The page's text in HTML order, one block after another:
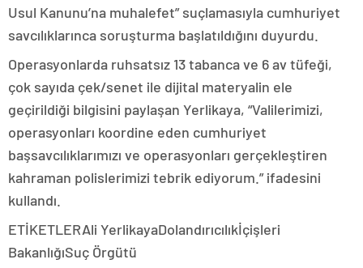
Usul Kanunu’na muhalefet” suçlamasıyla cumhuriyet
savcılıklarınca soruşturma başlatıldığını duyurdu.
Operasyonlarda ruhsatsız 13 tabanca ve 6 av tüfeği,
çok sayıda çek/senet ile dijital materyalin ele
geçirildiği bilgisini paylaşan Yerlikaya, “Valilerimizi,
operasyonları koordine eden cumhuriyet
başsavcılıklarımızı ve operasyonları gerçekleştiren
kahraman polislerimizi tebrik ediyorum.” ifadesini
kullandı.
ETİKETLERAli YerlikayaDolandırıcılıkİçişleri
BakanlığıSuç Örgütü